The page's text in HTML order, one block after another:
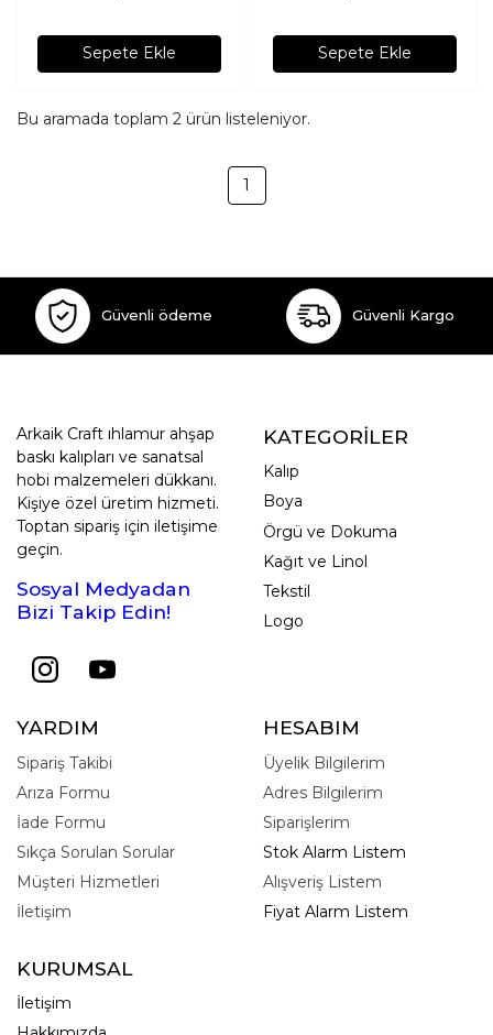
Sepete Ekle Sepete Ekle
Bu aramada toplam 2 ürün listeleniyor.
1
Güvenli ödeme Güvenli Kargo
Arkaik Craft ıhlamur ahşap
baskı kalıpları ve sanatsal
hobi malzemeleri dükkanı.
Kişiye özel üretim hizmeti.
Toptan sipariş için iletişime
geçin.
Sosyal Medyadan
Bizi Takip Edin!
KATEGORİLER
Kalıp
Boya
Örgü ve Dokuma
Kağıt ve Linol
Tekstil
Logo
YARDIM
Sipariş Takibi
Arıza Formu
İade Formu
Sıkça Sorulan Sorular
Müşteri Hizmetleri
İletişim
HESABIM
Üyelik Bilgilerim
Adres Bilgilerim
Siparişlerim
Stok Alarm Listem
Alışveriş Listem
Fiyat Alarm Listem
KURUMSAL
İletişim